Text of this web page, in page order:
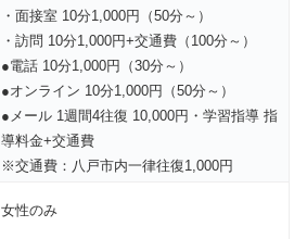
・面接室 10分1,000円（50分～）
・訪問 10分1,000円+交通費（100分～）
●電話 10分1,000円（30分～）
●オンライン 10分1,000円（50分～）
●メール 1週間4往復 10,000円・学習指導 指
導料金+交通費
※交通費：八戸市内一律往復1,000円
女性のみ